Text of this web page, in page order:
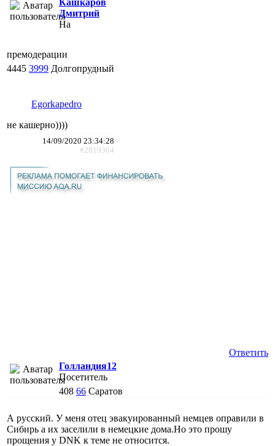
Дмитрий
На
премодерации
4445 3999 Долгопрудный
Egorkapedro
не кашерно))))
14/09/2020 23:34:28
#2819364
Ответить
Голландия12
Посетитель
408 66 Саратов
А русский. У меня отец эвакуированный немцев оправили в
Сибирь а их заселили в немецкие дома.Но это прошу
прощения у DNK к теме не относится.